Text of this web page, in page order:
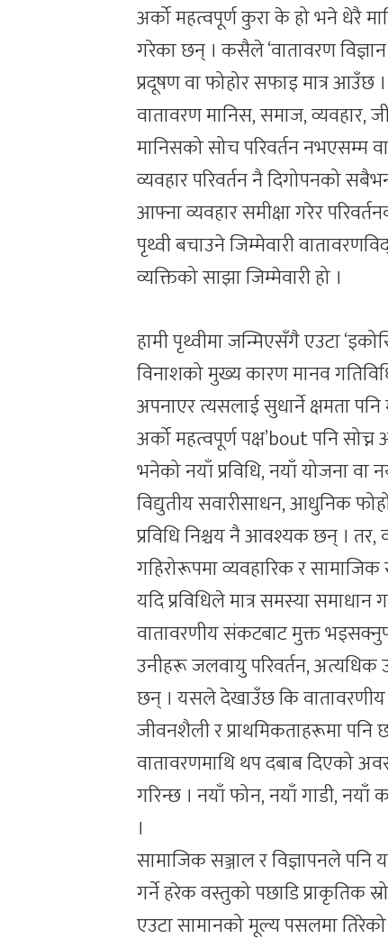
अर्को महत्वपूर्ण कुरा के हो भने धेरै
गरेका छन् । कसैले ‘वातावरण
प्रदूषण वा फोहोर सफाइ मात्र आउँछ
वातावरण मानिस, समाज, व्यवहार,
मानिसको सोच परिवर्तन
व्यवहार परिवर्तन नै दिगोपनको
आफ्ना व्यवहार समीक्षा गरेर
पृथ्वी बचाउने जिम्मेवारी
व्यक्तिको साझा जिम्मेवारी हो ।
हामी पृथ्वीमा जन्मिएसँगै एउटा
विनाशको मुख्य कारण मानव
अपनाएर त्यसलाई सुधार्ने क्षमता
अर्को महत्वपूर्ण पक्ष’bout पनि
भनेको नयाँ प्रविधि, नयाँ योजना वा
विद्युतीय सवारीसाधन, आधुनिक
प्रविधि निश्चय नै आवश्यक छन् । तर,
गहिरोरूपमा व्यवहारिक र सामाजिक
यदि प्रविधिले मात्र समस्या
वातावरणीय संकटबाट मुक्त भइसक्नुपर्ने
उनीहरू जलवायु परिवर्तन, अत्यधिक
छन् । यसले देखाउँछ कि वातावरणीय
जीवनशैली र प्राथमिकताहरूमा
वातावरणमाथि थप दबाब दिएको
गरिन्छ । नयाँ फोन, नयाँ गाडी, नयाँ
।
सामाजिक सञ्जाल र विज्ञापनले पनि
गर्ने हरेक वस्तुको पछाडि प्राकृतिक
एउटा सामानको मूल्य पसलमा तिरेको